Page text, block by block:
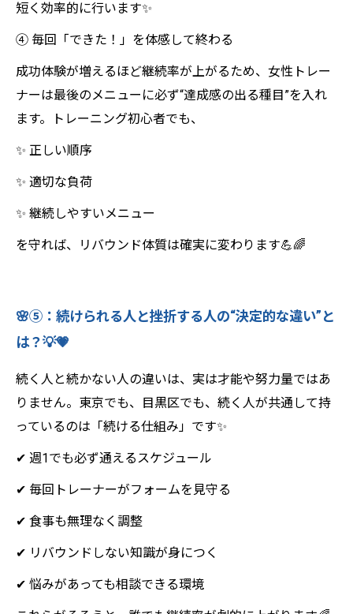
短く効率的に行います✨
④ 毎回「できた！」を体感して終わる
成功体験が増えるほど継続率が上がるため、女性トレー
ナーは最後のメニューに必ず“達成感の出る種目”を入れ
ます。トレーニング初心者でも、
✨ 正しい順序
✨ 適切な負荷
✨ 継続しやすいメニュー
を守れば、リバウンド体質は確実に変わります💪🌈
🌸⑤：続けられる人と挫折する人の“決定的な違い”と
は？💡💗
続く人と続かない人の違いは、実は才能や努力量ではあ
りません。東京でも、目黒区でも、続く人が共通して持
っているのは「続ける仕組み」です✨
✔ 週1でも必ず通えるスケジュール
✔ 毎回トレーナーがフォームを見守る
✔ 食事も無理なく調整
✔ リバウンドしない知識が身につく
✔ 悩みがあっても相談できる環境